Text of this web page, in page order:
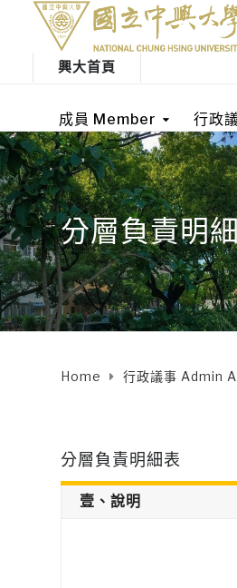
興大首頁
成員 Member 行政
分層負責明
Home 行政議事 Admin
分層負責明細表
壹、說明